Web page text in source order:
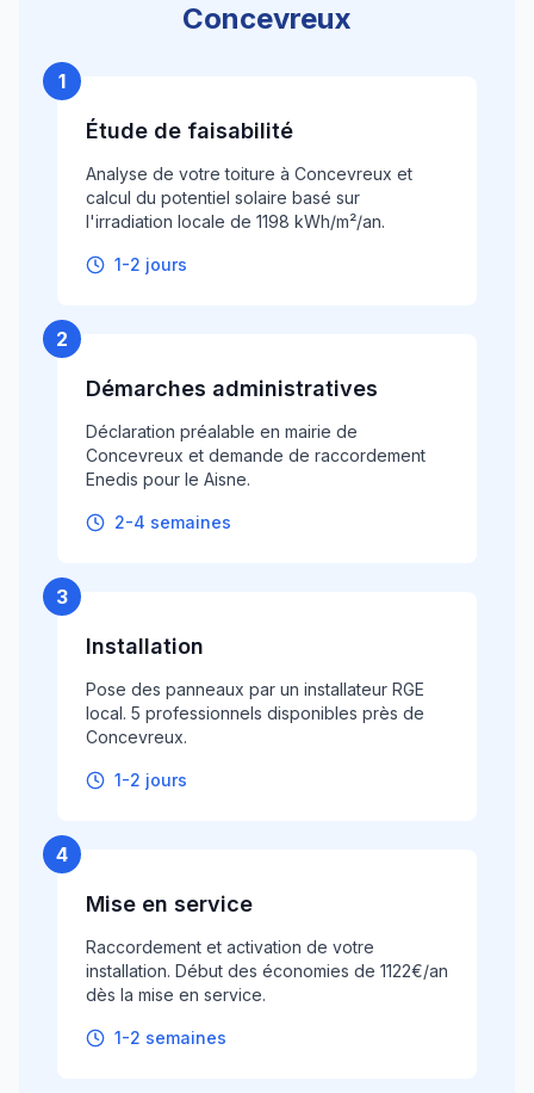
Concevreux
1
Étude de faisabilité
Analyse de votre toiture à Concevreux et
calcul du potentiel solaire basé sur
l'irradiation locale de 1198 kWh/m²/an.
1-2 jours
2
Démarches administratives
Déclaration préalable en mairie de
Concevreux et demande de raccordement
Enedis pour le Aisne.
2-4 semaines
3
Installation
Pose des panneaux par un installateur RGE
local. 5 professionnels disponibles près de
Concevreux.
1-2 jours
4
Mise en service
Raccordement et activation de votre
installation. Début des économies de 1122€/an
dès la mise en service.
1-2 semaines